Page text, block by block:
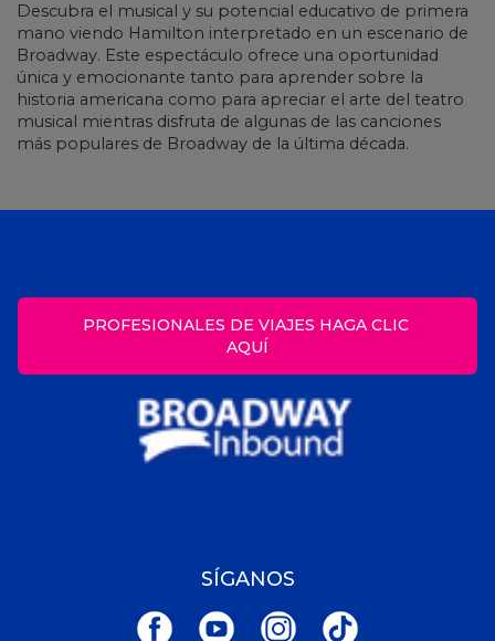
Descubra el musical y su potencial educativo de primera
mano viendo Hamilton interpretado en un escenario de
Broadway. Este espectáculo ofrece una oportunidad
única y emocionante tanto para aprender sobre la
historia americana como para apreciar el arte del teatro
musical mientras disfruta de algunas de las canciones
más populares de Broadway de la última década.
PROFESIONALES DE VIAJES HAGA CLIC
AQUÍ
SÍGANOS